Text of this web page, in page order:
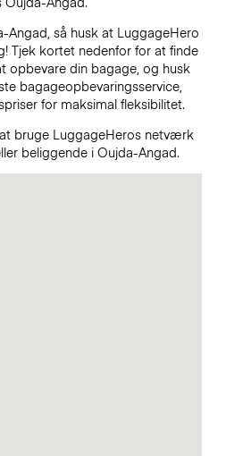
så husk at LuggageHero
Tjek kortet nedenfor for at finde
opbevare din bagage, og husk
bagageopbevaringsservice,
for maksimal fleksibilitet.
bruge LuggageHeros netværk
beliggende i Oujda-Angad.